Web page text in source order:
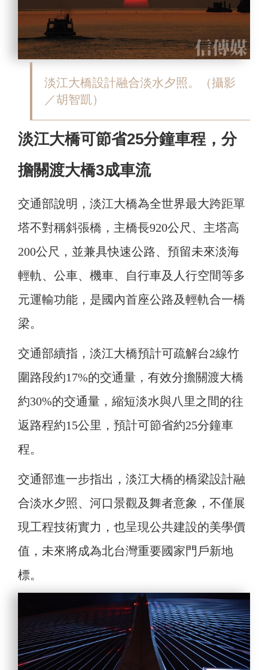
淡江大橋設計融合淡水夕照。（攝影
／胡智凱）
淡江大橋可節省25分鐘車程，分
擔關渡大橋3成車流
交通部說明，淡江大橋為全世界最大跨距單
塔不對稱斜張橋，主橋長920公尺、主塔高
200公尺，並兼具快速公路、預留未來淡海
輕軌、公車、機車、自行車及人行空間等多
元運輸功能，是國內首座公路及輕軌合一橋
梁。
交通部續指，淡江大橋預計可疏解台2線竹
圍路段約17%的交通量，有效分擔關渡大橋
約30%的交通量，縮短淡水與八里之間的往
返路程約15公里，預計可節省約25分鐘車
程。
交通部進一步指出，淡江大橋的橋梁設計融
合淡水夕照、河口景觀及舞者意象，不僅展
現工程技術實力，也呈現公共建設的美學價
值，未來將成為北台灣重要國家門戶新地
標。